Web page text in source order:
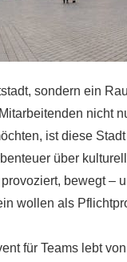
sondern ein
nicht
ist diese
über
bewegt –
wollen als
für Teams lebt